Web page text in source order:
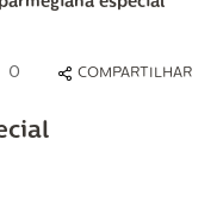
0 COMPARTILHAR